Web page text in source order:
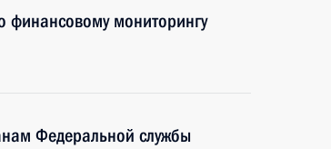
финансовому мониторингу
Федеральной службы